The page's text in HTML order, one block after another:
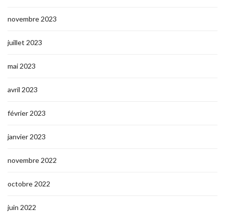
novembre 2023
juillet 2023
mai 2023
avril 2023
février 2023
janvier 2023
novembre 2022
octobre 2022
juin 2022